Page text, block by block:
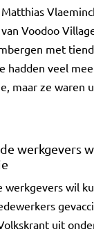
Voodoo
met
hadden veel
maar ze waren
werkgevers
werkgevers wil
uit